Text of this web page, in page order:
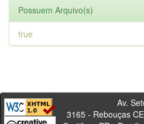
Possuem Arquivo(s)
true
Av. Sete de
3165 - Rebouças